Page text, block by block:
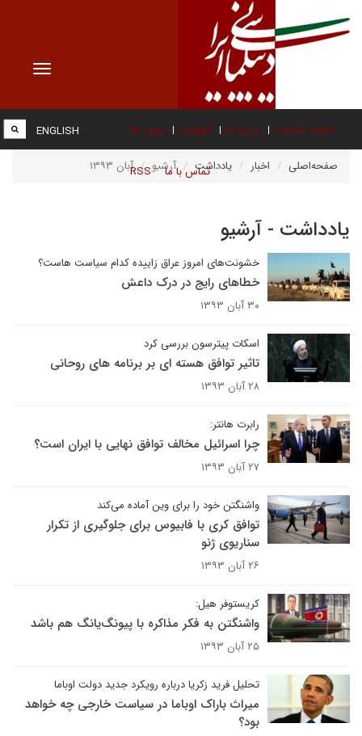
Toggle
صفحه نخست درباره ما عضویت پیوند ها
تماس با ما RSS
ENGLISH
صفحه‌اصلی اخبار یادداشت آرشیو آبان ۱۳۹۳
یادداشت - آرشیو
خشونت‌های امروز عراق زاییده کدام سیاست هاست؟
خطاهای رایج در درک داعش
۳۰ آبان ۱۳۹۳
اسکات پیترسون بررسی کرد
تاثیر توافق هسته ای بر برنامه های روحانی
۲۸ آبان ۱۳۹۳
رابرت هانتر:
چرا اسرائیل مخالف توافق نهایی با ایران است؟
۲۷ آبان ۱۳۹۳
واشنگتن خود را برای وین آماده می‌کند
توافق کری با فابیوس برای جلوگیری از تکرار
سناریوی ژنو
۲۶ آبان ۱۳۹۳
کریستوفر هیل:
واشنگتن به فکر مذاکره با پیونگ‌یانگ هم باشد
۲۵ آبان ۱۳۹۳
تحلیل فرید زکریا درباره رویکرد جدید دولت اوباما
میراث باراک اوباما در سیاست خارجی چه خواهد
بود؟